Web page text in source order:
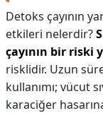
Detoks çayının
etkileri nelerdir?
çayının bir riski
risklidir. Uzun
kullanımı; vücut
karaciğer